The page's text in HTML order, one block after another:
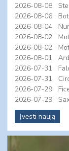
2026-08-08
2026-08-06
2026-08-04
2026-08-02
2026-08-02
2026-08-01
2026-07-31
2026-07-31
2026-07-29
2026-07-29
Įvesti naują